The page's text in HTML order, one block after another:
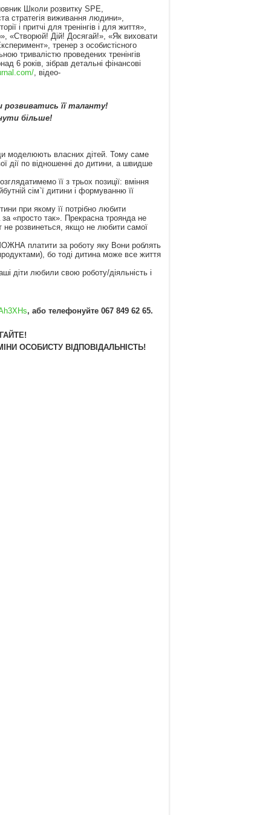
Школи розвитку SPE,
стратегія виживання людини»,
і притчі для тренінгів і для життя»,
«Створюй! Дій! Досягай!», «Як виховати
тренер з особистісного
тривалістю проведених тренінгів
6 років, зібрав детальні фінансові
, відео-
її таланту!
більше!
моделюють власних дітей. Тому саме
дії по відношенні до дитини, а швидше
її з трьох позиції: вміння
сім`ї дитини і формуванню її
при якому її потрібно любити
«просто так». Прекрасна троянда не
не розвинеться, якщо не любити самої
платити за роботу яку Вони роблять
бо тоді дитина може все життя
любили свою роботу/діяльність і
,або телефонуйте067 849 62 65.
ОСОБИСТУ ВІДПОВІДАЛЬНІСТЬ!